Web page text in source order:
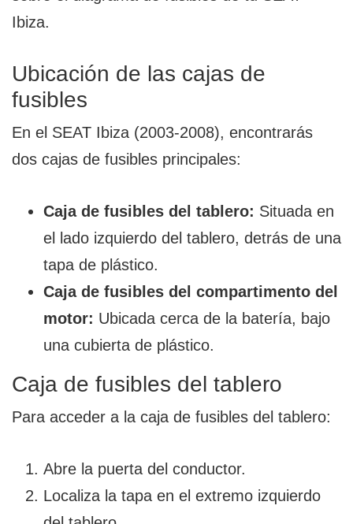
Ibiza.
Ubicación de las cajas de
fusibles
En el SEAT Ibiza (2003-2008), encontrarás
dos cajas de fusibles principales:
Caja de fusibles del tablero: Situada en
el lado izquierdo del tablero, detrás de una
tapa de plástico.
Caja de fusibles del compartimento del
motor: Ubicada cerca de la batería, bajo
una cubierta de plástico.
Caja de fusibles del tablero
Para acceder a la caja de fusibles del tablero:
Abre la puerta del conductor.
Localiza la tapa en el extremo izquierdo